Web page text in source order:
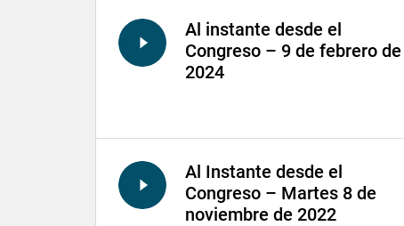
Al instante desde el
Congreso – 9 de febrero de
2024
Al Instante desde el
Congreso – Martes 8 de
noviembre de 2022